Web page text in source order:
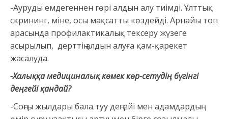
-Ауруды емдегеннен гөрі алдын алу тиімді. Ұлттық
скрининг, міне, осы мақсатты көздейді. Арнайы топ
арасында профилактикалық тексеру жүзеге
асырылып, дерттің алдын алуға қам-қарекет
жасалуда.
-Халыққа медициналық көмек көр-сетудің бүгінгі
деңгейі қандай?
-Соңғы жылдары бала туу деңгейі мен адамдардың